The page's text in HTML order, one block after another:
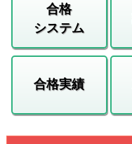
合格
システム
合格実績